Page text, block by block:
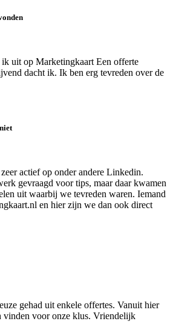
uit op Marketingkaart Een offerte
dacht ik. Ik ben erg tevreden over de
actief op onder andere Linkedin.
gevraagd voor tips, maar daar kwamen
uit waarbij we tevreden waren. Iemand
en hier zijn we dan ook direct
gehad uit enkele offertes. Vanuit hier
vinden voor onze klus. Vriendelijk